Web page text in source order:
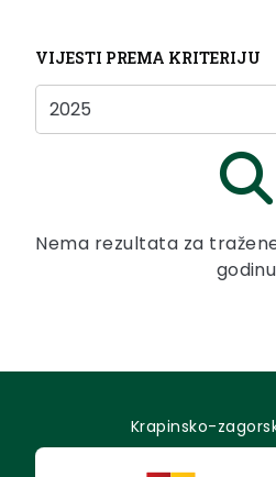
VIJESTI PREMA KRITERIJU
Nema rezultata za
godinu
Krapinsko-